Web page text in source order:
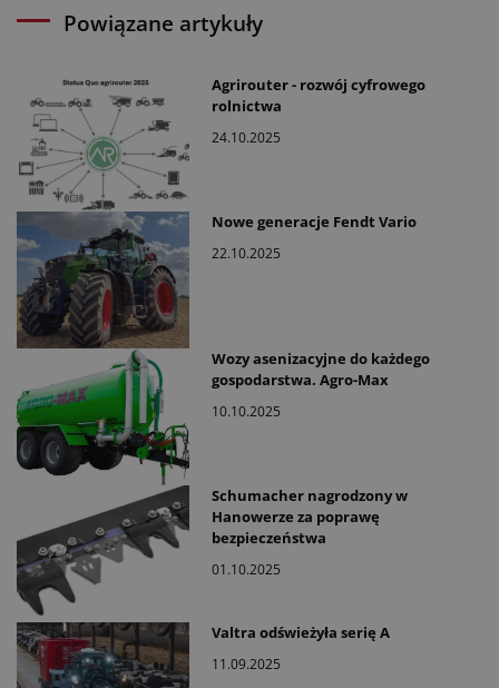
Powiązane artykuły
Agrirouter - rozwój cyfrowego
rolnictwa
24.10.2025
Nowe generacje Fendt Vario
22.10.2025
Wozy asenizacyjne do każdego
gospodarstwa. Agro-Max
10.10.2025
Schumacher nagrodzony w
Hanowerze za poprawę
bezpieczeństwa
01.10.2025
Valtra odświeżyła serię A
11.09.2025